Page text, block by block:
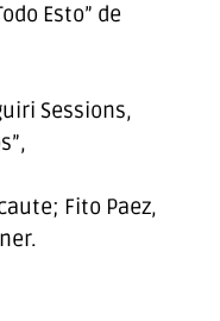
Esto” de
Sessions,
Fito Paez,